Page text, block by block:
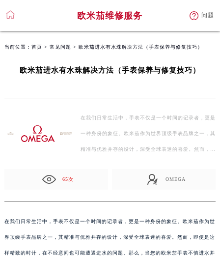
欧米茄维修服务 问题
当前位置： 首页 > 常见问题 > 欧米茄进水有水珠解决方法（手表保养与修复技巧）
欧米茄进水有水珠解决方法（手表保养与修复技巧）
在我们日常生活中，手表不仅是一个时间的记录者，更是
一种身份的象征。欧米茄作为世界顶级手表品牌之一，其
精准与优雅并存的设计，深受全球表迷的喜爱。然而，即
65次 OMEGA
在我们日常生活中，手表不仅是一个时间的记录者，更是一种身份的象征。欧米茄作为世
界顶级手表品牌之一，其精准与优雅并存的设计，深受全球表迷的喜爱。然而，即使是这
样精致的时计，在不经意间也可能遭遇进水的问题。那么，当您的欧米茄手表不慎进水并